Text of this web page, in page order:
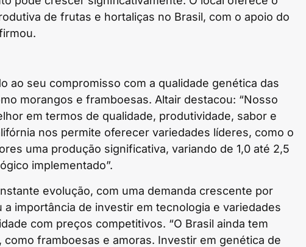
de frutas e hortaliças no Brasil, com o apoio do
ao seu compromisso com a qualidade genética das
morangos e framboesas. Altair destacou: “Nosso
em termos de qualidade, produtividade, sabor e
nos permite oferecer variedades líderes, como o
uma produção significativa, variando de 1,0 até 2,5
implementado”.
evolução, com uma demanda crescente por
importância de investir em tecnologia e variedades
com preços competitivos. “O Brasil ainda tem
framboesas e amoras. Investir em genética de